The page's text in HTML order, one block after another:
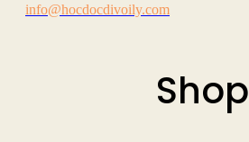
Shop
info@hocdocdivoily.com